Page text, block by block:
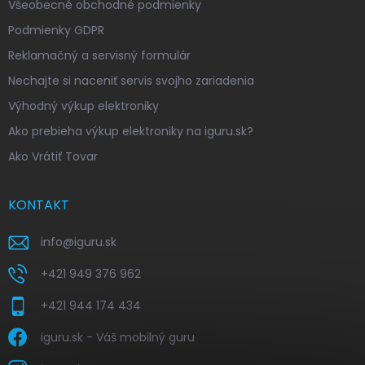
Všeobecné obchodné podmienky
Podmienky GDPR
Reklamačný a servisný formulár
Nechajte si naceniť servis svojho zariadenia
Výhodný výkup elektroniky
Ako prebieha výkup elektroniky na iguru.sk?
Ako Vrátiť Tovar
KONTAKT
info@iguru.sk
+421 949 376 962
+421 944 174 434
iguru.sk - Váš mobilný guru